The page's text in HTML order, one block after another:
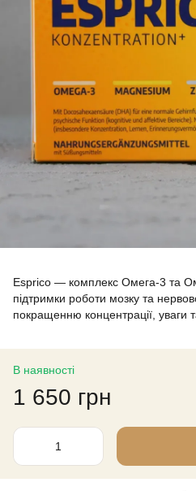
Esprico — комплекс Омега-3 та
підтримки роботи мозку та
покращенню концентрації, уваги
В наявності
1 650 грн